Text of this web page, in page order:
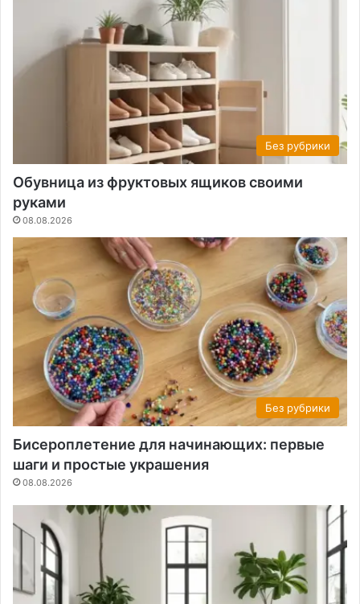
Без рубрики
Обувница из фруктовых ящиков своими
руками
08.08.2026
Без рубрики
Бисероплетение для начинающих: первые
шаги и простые украшения
08.08.2026